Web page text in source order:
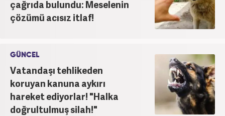
çağrıda bulundu: Meselenin
çözümü acısız itlaf!
GÜNCEL
Vatandaşı tehlikeden
koruyan kanuna aykırı
hareket ediyorlar! "Halka
doğrultulmuş silah!"